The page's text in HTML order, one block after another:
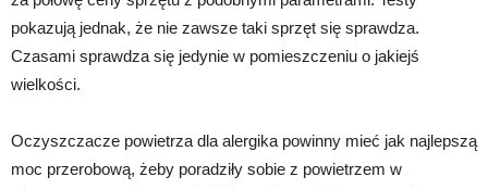
pokazują jednak, że nie zawsze taki sprzęt się sprawdza.
Czasami sprawdza się jedynie w pomieszczeniu o jakiejś
wielkości.
Oczyszczacze powietrza dla alergika powinny mieć jak najlepszą
moc przerobową, żeby poradziły sobie z powietrzem w